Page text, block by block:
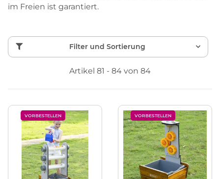
im Freien ist garantiert.
Filter und Sortierung
Artikel 81 - 84 von 84
VORBESTELLEN VORBESTELLEN